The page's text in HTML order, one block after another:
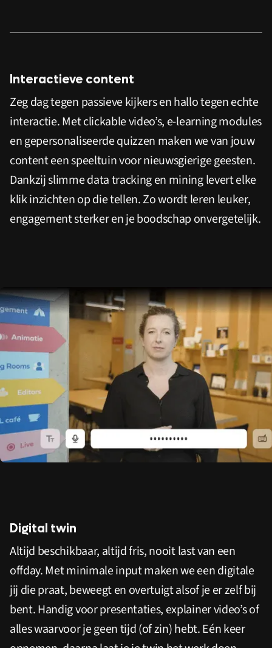
Interactieve content
Zeg dag tegen passieve kijkers en hallo tegen echte
interactie. Met clickable video’s, e-learning modules
en gepersonaliseerde quizzen maken we van jouw
content een speeltuin voor nieuwsgierige geesten.
Dankzij slimme data tracking en mining levert elke
klik inzichten op die tellen. Zo wordt leren leuker,
engagement sterker en je boodschap onvergetelijk.
Digital twin
Altijd beschikbaar, altijd fris, nooit last van een
offday. Met minimale input maken we een digitale
jij die praat, beweegt en overtuigt alsof je er zelf bij
bent. Handig voor presentaties, explainer video’s of
alles waarvoor je geen tijd (of zin) hebt. Eén keer